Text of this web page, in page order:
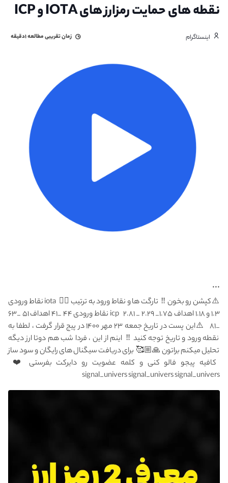
نقطه های حمایت رمزارز های IOTA و ICP
اینستاگرام زمان تقریبی مطالعه۱دقیقه
...
⚠️کپشن رو بخون ‼️ ‌ تارگت ها و نقاط ورود به ترتیب 👇🏼 ‌ iota نقاط ورودی
۱.۳ و ۱.۱۸ اهداف ۱.۷۵_ ۲.۲۹ _ ۲.۸۱ ‌ ‌ icp نقاط ورودی ۴۴ _۴۱ اهداف ۵۱ _۶۳
_۸۱ ‌ ‌ ⚠️این پست در تاریخ جمعه ۲۳ مهر ۱۴۰۰ در پیج قرار گرفت ، لطفا‌ به
نقطه ورود و تاریخ توجه کنید ‼️ ‌ اینم از این ، فردا شب هم دوتا ارز دیگه
تحلیل میکنم براتون 🙏🏼🥰 ‌ برای دریافت سیگنال های رایگان و سود ساز
کافیه پیجو فالو کنی و کلمه عضویت رو دایرکت‌ بفرستی ❤️ ‌
signal_univers signal_univers signal_univers ‌